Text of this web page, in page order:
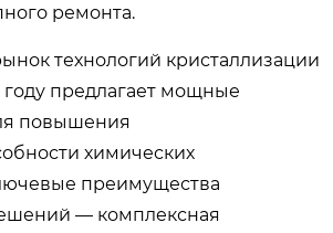
ремонта.
технологий кристаллизации
году предлагает мощные
повышения
химических
преимущества
— комплексная